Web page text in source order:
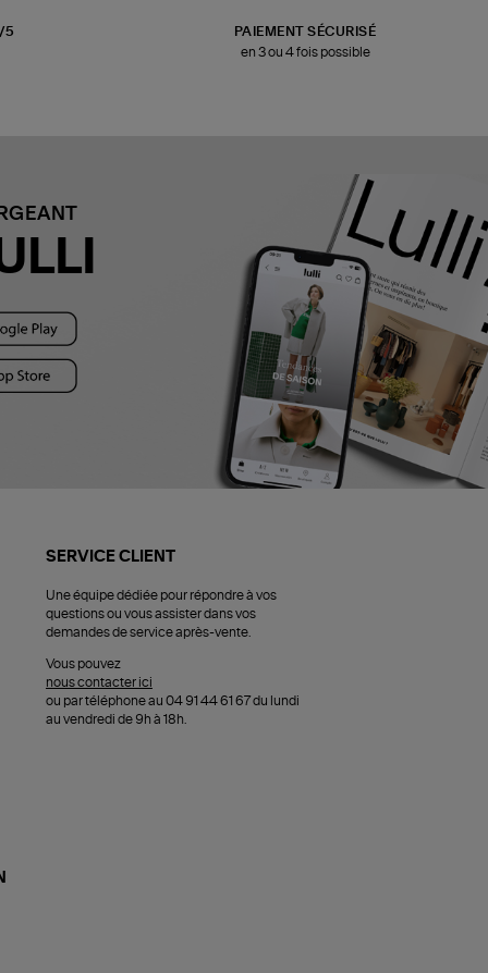
5
PAIEMENT SÉCURISÉ
en 3 ou 4 fois possible
SERVICE CLIENT
Une équipe dédiée pour répondre à vos
questions ou vous assister dans vos
demandes de service après-vente.
Vous pouvez
nous contacter ici
ou par téléphone au 04 91 44 61 67 du lundi
au vendredi de 9h à 18h.